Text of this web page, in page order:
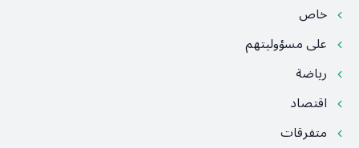
خاص
على مسؤوليتهم
رياضة
اقتصاد
متفرقات